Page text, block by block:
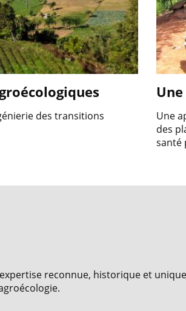
des transitions
Une
des
santé
reconnue, historique et